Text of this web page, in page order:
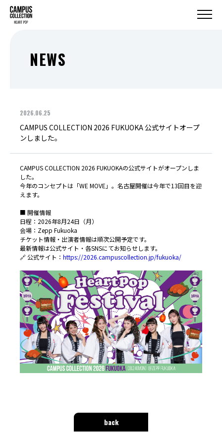
NEWS
2026.06.25
CAMPUS COLLECTION 2026 FUKUOKA 公式サイトオープ
ンしました。
CAMPUS COLLECTION 2026 FUKUOKAの公式サイトがオープンしま
した。
今年のコンセプトは「WE MOVE 」。名古屋開催は今年で13回目を迎
えます。
■ 開催情報
日程：2026年8月24日（月）
会場：Zepp Fukuoka
チケット情報・出演者情報は順次公開予定です。
最新情報は公式サイト・各SNSにてお知らせします。
🔗 公式サイト： https://2026.campuscollection.jp/fukuoka/
back